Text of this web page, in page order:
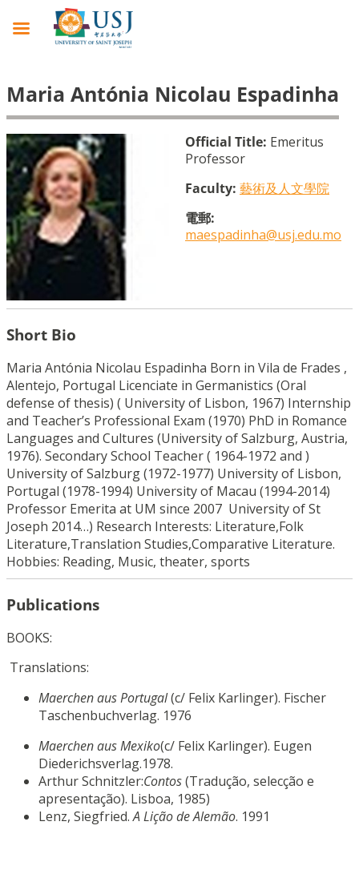
Maria Antónia Nicolau Espadinha
Official Title: Emeritus
Professor
Faculty: 藝術及人文學院
電郵:
maespadinha@usj.edu.mo
Short Bio
Maria Antónia Nicolau Espadinha Born in Vila de Frades ,
Alentejo, Portugal Licenciate in Germanistics (Oral
defense of thesis) ( University of Lisbon, 1967) Internship
and Teacher’s Professional Exam (1970) PhD in Romance
Languages and Cultures (University of Salzburg, Austria,
1976). Secondary School Teacher ( 1964-1972 and )
University of Salzburg (1972-1977) University of Lisbon,
Portugal (1978-1994) University of Macau (1994-2014)
Professor Emerita at UM since 2007 University of St
Joseph 2014…) Research Interests: Literature,Folk
Literature,Translation Studies,Comparative Literature.
Hobbies: Reading, Music, theater, sports
Publications
BOOKS:
Translations:
Maerchen aus Portugal(c/ Felix Karlinger). Fischer
Taschenbuchverlag. 1976
Maerchen aus Mexiko(c/ Felix Karlinger). Eugen
Diederichsverlag.1978.
Arthur Schnitzler:Contos(Tradução, selecção e
apresentação). Lisboa, 1985)
Lenz, Siegfried.A Lição de Alemão. 1991